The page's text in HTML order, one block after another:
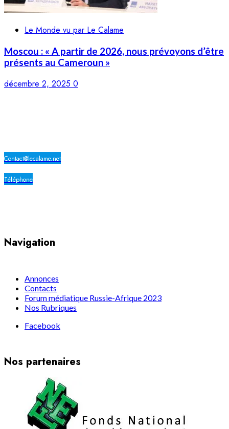
Le Monde vu par Le Calame
Moscou : « A partir de 2026, nous prévoyons d’être
présents au Cameroun »
décembre 2, 2025 0
Contact@lecalame.net
Téléphone
Navigation
Annonces
Contacts
Forum médiatique Russie-Afrique 2023
Nos Rubriques
Facebook
Nos partenaires